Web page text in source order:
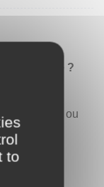
to
en ligne ?
» ou
une